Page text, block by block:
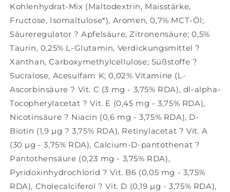
Kohlenhydrat-Mix (Maltodextrin, Maisstärke,
Fructose, Isomaltulose*), Aromen, 0,7% MCT-Öl;
Säureregulator ? Apfelsäure, Zitronensäure; 0,5%
Taurin, 0,25% L-Glutamin, Verdickungsmittel ?
Xanthan, Carboxymethylcellulose; Süßstoffe ?
Sucralose, Acesulfam K; 0,02% Vitamine (L-
Ascorbinsäure ? Vit. C (3 mg - 3,75% RDA), dl-alpha-
Tocopherylacetat ? Vit. E (0,45 mg - 3,75% RDA),
Nicotinsäure ? Niacin (0,6 mg - 3,75% RDA), D-
Biotin (1,9 µg ? 3,75% RDA), Retinylacetat ? Vit. A
(30 µg - 3,75% RDA), Calcium-D-pantothenat ?
Pantothensäure (0,23 mg - 3,75% RDA),
Pyridoxinhydrochlorid ? Vit. B6 (0,05 mg - 3,75%
RDA), Cholecalciferol ? Vit. D (0,19 µg - 3,75% RDA),